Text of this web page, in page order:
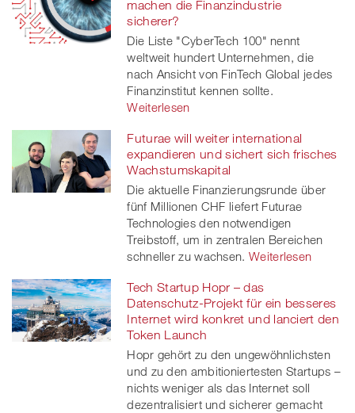
machen die Finanzindustrie
sicherer?
Die Liste "CyberTech 100" nennt
weltweit hundert Unternehmen, die
nach Ansicht von FinTech Global jedes
Finanzinstitut kennen sollte.
Weiterlesen
Futurae will weiter international
expandieren und sichert sich frisches
Wachstumskapital
Die aktuelle Finanzierungsrunde über
fünf Millionen CHF liefert Futurae
Technologies den notwendigen
Treibstoff, um in zentralen Bereichen
schneller zu wachsen. Weiterlesen
Tech Startup Hopr – das
Datenschutz-Projekt für ein besseres
Internet wird konkret und lanciert den
Token Launch
Hopr gehört zu den ungewöhnlichsten
und zu den ambitioniertesten Startups –
nichts weniger als das Internet soll
dezentralisiert und sicherer gemacht